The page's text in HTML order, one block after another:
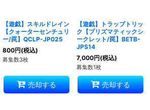
【遊戯】スキルドレイン
【クォーターセンチュリ
ー/罠】QCLP-JP025
800円(税込)
募集数3枚
売却する
【遊戯】トラップトリッ
ク【プリズマティックシ
ークレット/罠】BETB-
JPS14
7,000円(税込)
募集数1枚
売却する